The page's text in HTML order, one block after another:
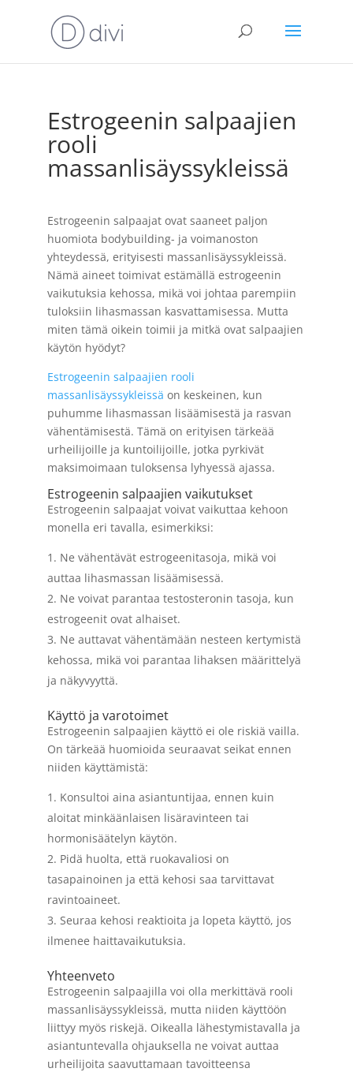
Estrogeenin salpaajien
rooli
massanlisäyssykleissä
Estrogeenin salpaajat ovat saaneet paljon
huomiota bodybuilding- ja voimanoston
yhteydessä, erityisesti massanlisäyssykleissä.
Nämä aineet toimivat estämällä estrogeenin
vaikutuksia kehossa, mikä voi johtaa parempiin
tuloksiin lihasmassan kasvattamisessa. Mutta
miten tämä oikein toimii ja mitkä ovat salpaajien
käytön hyödyt?
Estrogeenin salpaajien rooli
massanlisäyssykleissä on keskeinen, kun
puhumme lihasmassan lisäämisestä ja rasvan
vähentämisestä. Tämä on erityisen tärkeää
urheilijoille ja kuntoilijoille, jotka pyrkivät
maksimoimaan tuloksensa lyhyessä ajassa.
Estrogeenin salpaajien vaikutukset
Estrogeenin salpaajat voivat vaikuttaa kehoon
monella eri tavalla, esimerkiksi:
Ne vähentävät estrogeenitasoja, mikä voi
auttaa lihasmassan lisäämisessä.
Ne voivat parantaa testosteronin tasoja, kun
estrogeenit ovat alhaiset.
Ne auttavat vähentämään nesteen kertymistä
kehossa, mikä voi parantaa lihaksen määrittelyä
ja näkyvyyttä.
Käyttö ja varotoimet
Estrogeenin salpaajien käyttö ei ole riskiä vailla.
On tärkeää huomioida seuraavat seikat ennen
niiden käyttämistä:
Konsultoi aina asiantuntijaa, ennen kuin
aloitat minkäänlaisen lisäravinteen tai
hormonisäätelyn käytön.
Pidä huolta, että ruokavaliosi on
tasapainoinen ja että kehosi saa tarvittavat
ravintoaineet.
Seuraa kehosi reaktioita ja lopeta käyttö, jos
ilmenee haittavaikutuksia.
Yhteenveto
Estrogeenin salpaajilla voi olla merkittävä rooli
massanlisäyssykleissä, mutta niiden käyttöön
liittyy myös riskejä. Oikealla lähestymistavalla ja
asiantuntevalla ohjauksella ne voivat auttaa
urheilijoita saavuttamaan tavoitteensa